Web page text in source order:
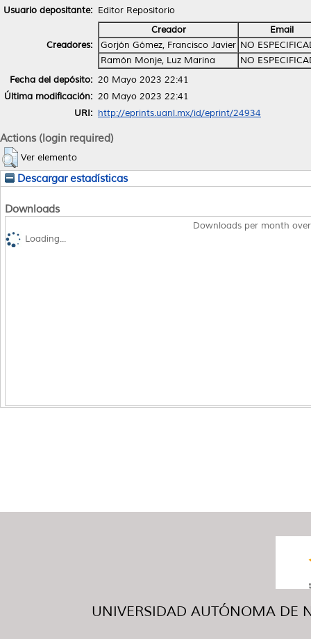
Usuario depositante: Editor Repositorio
Creadores:
Creador
Email
Gorjón Gómez, Francisco Javier NO
Ramón Monje, Luz Marina
NO
Fecha del depósito: 20 Mayo 2023 22:41
Última modificación: 20 Mayo 2023 22:41
URI: http://eprints.uanl.mx/id/eprint/24934
Actions (login required)
Ver elemento
Descargar estadísticas
Downloads
Downloads per month
Loading...
UNIVERSIDAD AUTÓNOMA DE